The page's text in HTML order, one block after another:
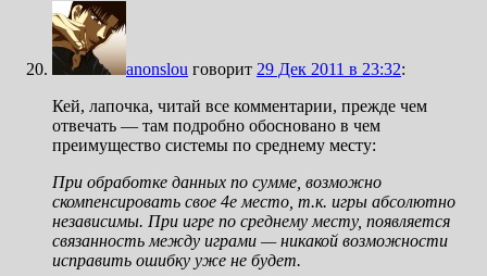
anonslou говорит 29 Дек 2011 в 23:32:
Кей, лапочка, читай все комментарии, прежде чем
отвечать — там подробно обосновано в чем
преимущество системы по среднему месту:
При обработке данных по сумме, возможно
скомпенсировать свое 4е место, т.к. игры абсолютно
независимы. При игре по среднему месту, появляется
связанность между играми — никакой возможности
исправить ошибку уже не будет.